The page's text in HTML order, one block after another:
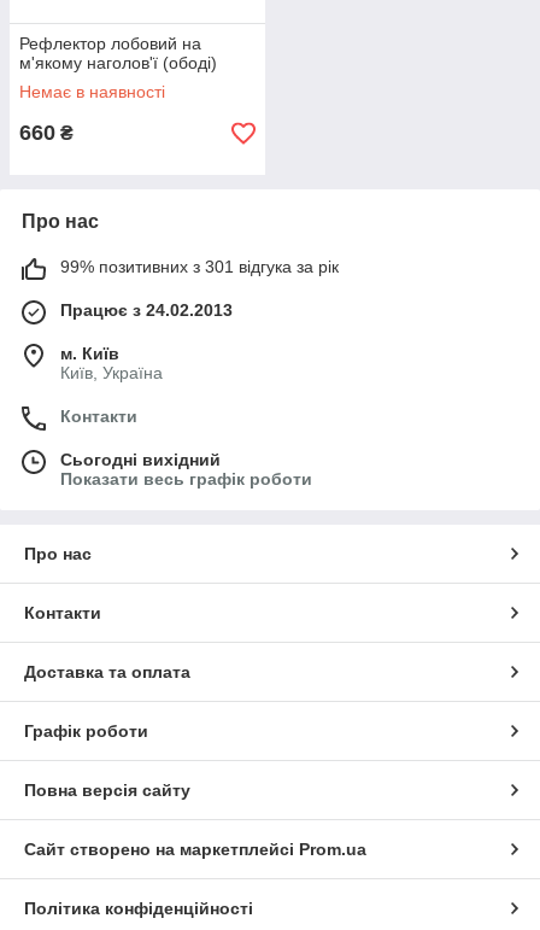
Рефлектор лобовий на
м'якому наголов'ї (ободі)
Немає в наявності
660 ₴
Про нас
99% позитивних з 301 відгука за рік
Працює з 24.02.2013
м. Київ
Київ, Україна
Контакти
Сьогодні вихідний
Показати весь графік роботи
Про нас
Контакти
Доставка та оплата
Графік роботи
Повна версія сайту
Сайт створено на маркетплейсі Prom.ua
Політика конфіденційності